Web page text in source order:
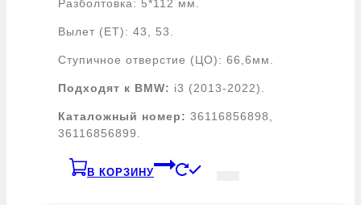
Разболтовка: 5*112 мм.
Вылет (ET): 43, 53.
Ступичное отверстие (ЦО): 66,6мм.
Подходят к BMW: i3 (2013-2022).
Каталожный номер: 36116856898,
36116856899.
В КОРЗИНУ